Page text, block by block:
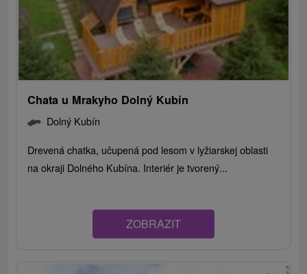
Chata u Mrakyho Dolný Kubín
Dolný Kubín
Drevená chatka, učupená pod lesom v lyžiarskej oblasti
na okraji Dolného Kubína. Interiér je tvorený...
ZOBRAZIT